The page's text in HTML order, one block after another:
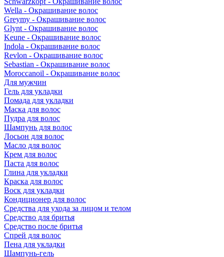
Wella - Окрашивание волос
Greymy - Окрашивание волос
Glynt - Окрашивание волос
Keune - Окрашивание волос
Indola - Окрашивание волос
Revlon - Окрашивание волос
Sebastian - Окрашивание волос
Moroccanoil - Окрашивание волос
Для мужчин
Гель для укладки
Помада для укладки
Маска для волос
Пудра для волос
Шампунь для волос
Лосьон для волос
Масло для волос
Крем для волос
Паста для волос
Глина для укладки
Краска для волос
Воск для укладки
Кондиционер для волос
Средства для ухода за лицом и телом
Средство для бритья
Средство после бритья
Спрей для волос
Пена для укладки
Шампунь-гель